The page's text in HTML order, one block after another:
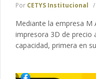
Por CETYS Institucional
Mediante la empresa M
impresora 3D de precio
capacidad, primera en